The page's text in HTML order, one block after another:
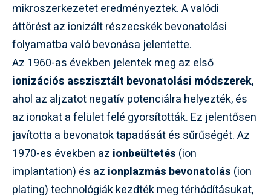
mikroszerkezetet eredményeztek. A valódi
áttörést az ionizált részecskék bevonatolási
folyamatba való bevonása jelentette.
Az 1960-as években jelentek meg az első
ionizációs asszisztált bevonatolási módszerek,
ahol az aljzatot negatív potenciálra helyezték, és
az ionokat a felület felé gyorsították. Ez jelentősen
javította a bevonatok tapadását és sűrűségét. Az
1970-es években az ionbeültetés (ion
implantation) és az ionplazmás bevonatolás (ion
plating) technológiák kezdték meg térhódításukat,